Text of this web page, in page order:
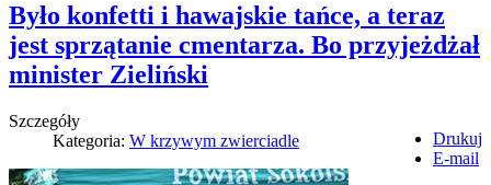
Było konfetti i hawajskie tańce, a teraz
jest sprzątanie cmentarza. Bo przyjeżdżał
minister Zieliński
Drukuj
E-mail
Szczegóły
Kategoria: W krzywym zwierciadle